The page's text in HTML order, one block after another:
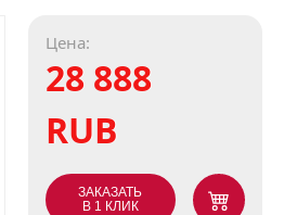
Цена:
28 888
RUB
ЗАКАЗАТЬ
В 1 КЛИК